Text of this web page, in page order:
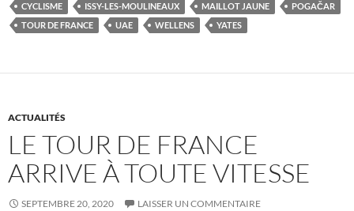
CYCLISME ISSY-LES-MOULINEAUX MAILLOT JAUNE
POGAČAR
TOUR DE FRANCE
UAE WELLENS YATES
ACTUALITÉS
LE TOUR DE FRANCE
ARRIVE À TOUTE VITESSE
SEPTEMBRE 20, 2020 LAISSER UN COMMENTAIRE